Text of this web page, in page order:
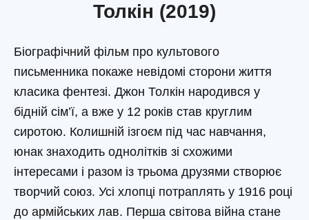
Толкін (2019)
Біографічний фільм про культового
письменника покаже невідомі сторони життя
класика фентезі. Джон Толкін народився у
бідній сім’ї, а вже у 12 років став круглим
сиротою. Колишній ізгоєм під час навчання,
юнак знаходить однолітків зі схожими
інтересами і разом із трьома друзями створює
творчий союз. Усі хлопці потраплять у 1916 році
до армійських лав. Перша світова війна стане